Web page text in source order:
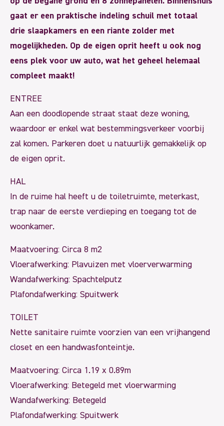
gaat er een praktische indeling schuil met totaal
drie slaapkamers en een riante zolder met
mogelijkheden. Op de eigen oprit heeft u ook nog
eens plek voor uw auto, wat het geheel helemaal
compleet maakt!
ENTREE
Aan een doodlopende straat staat deze woning,
waardoor er enkel wat bestemmingsverkeer voorbij
zal komen. Parkeren doet u natuurlijk gemakkelijk op
de eigen oprit.
HAL
In de ruime hal heeft u de toiletruimte, meterkast,
trap naar de eerste verdieping en toegang tot de
woonkamer.
Maatvoering: Circa 8 m2
Vloerafwerking: Plavuizen met vloerverwarming
Wandafwerking: Spachtelputz
Plafondafwerking: Spuitwerk
TOILET
Nette sanitaire ruimte voorzien van een vrijhangend
closet en een handwasfonteintje.
Maatvoering: Circa 1.19 x 0.89m
Vloerafwerking: Betegeld met vloerwarming
Wandafwerking: Betegeld
Plafondafwerking: Spuitwerk